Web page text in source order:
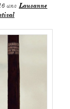
ans Lausanne